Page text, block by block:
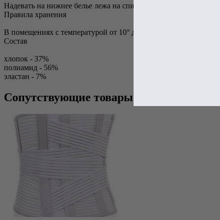
Надевать на нижнее белье лежа на спине.
Правила хранения
В помещениях с температурой от 10° до 25° С и
Состав
хлопок - 37%
полиамид - 56%
эластан - 7%
Сопутствующие товары